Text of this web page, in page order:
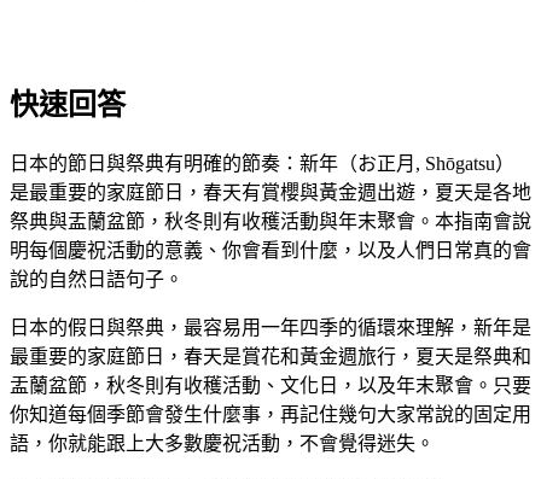
快速回答
日本的節日與祭典有明確的節奏：新年（お正月, Shōgatsu）
是最重要的家庭節日，春天有賞櫻與黃金週出遊，夏天是各地
祭典與盂蘭盆節，秋冬則有收穫活動與年末聚會。本指南會說
明每個慶祝活動的意義、你會看到什麼，以及人們日常真的會
說的自然日語句子。
日本的假日與祭典，最容易用一年四季的循環來理解，新年是
最重要的家庭節日，春天是賞花和黃金週旅行，夏天是祭典和
盂蘭盆節，秋冬則有收穫活動、文化日，以及年末聚會。只要
你知道每個季節會發生什麼事，再記住幾句大家常說的固定用
語，你就能跟上大多數慶祝活動，不會覺得迷失。